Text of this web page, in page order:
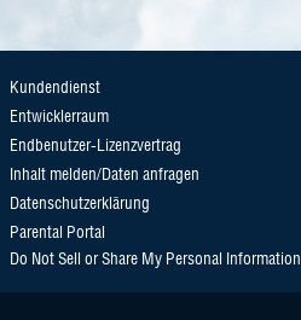
Kundendienst
Entwicklerraum
Endbenutzer-Lizenzvertrag
Inhalt melden/Daten anfragen
Datenschutzerklärung
Parental Portal
Do Not Sell or Share My Personal Information